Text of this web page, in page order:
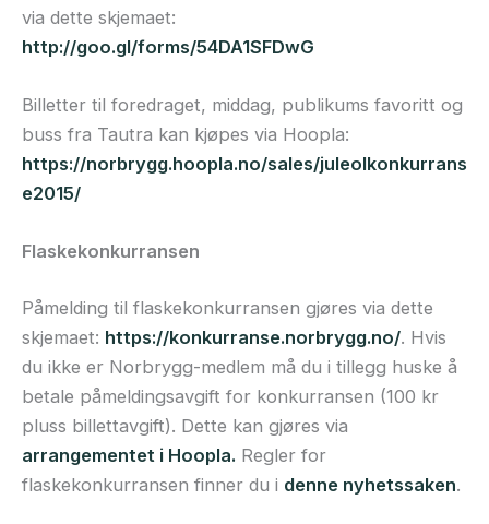
via dette skjemaet:
http://goo.gl/forms/54DA1SFDwG
Billetter til foredraget, middag, publikums favoritt og
buss fra Tautra kan kjøpes via Hoopla:
https://norbrygg.hoopla.no/sales/juleolkonkurrans
e2015/
Flaskekonkurransen
Påmelding til flaskekonkurransen gjøres via dette
skjemaet: https://konkurranse.norbrygg.no/. Hvis
du ikke er Norbrygg-medlem må du i tillegg huske å
betale påmeldingsavgift for konkurransen (100 kr
pluss billettavgift). Dette kan gjøres via
arrangementet i Hoopla. Regler for
flaskekonkurransen finner du i denne nyhetssaken.